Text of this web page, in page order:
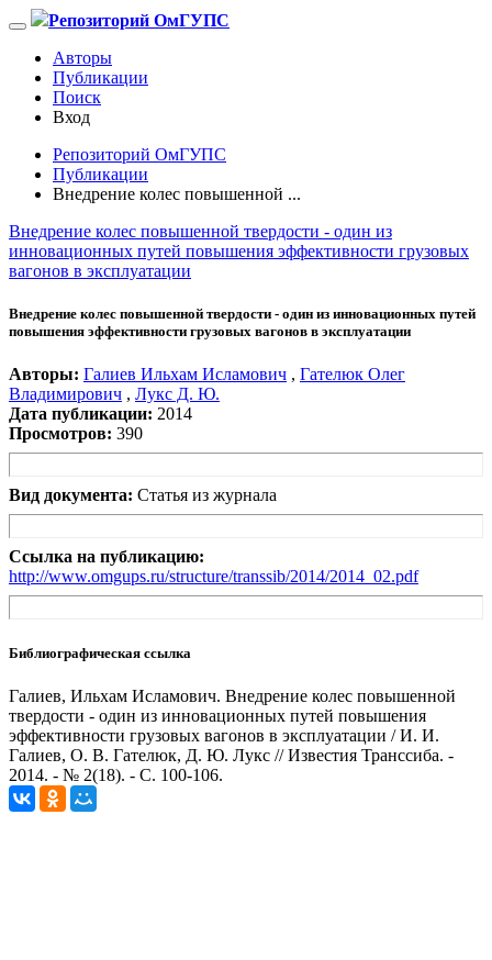
Репозиторий ОмГУПС
Авторы
Публикации
Поиск
Вход
Репозиторий ОмГУПС
Публикации
Внедрение колес повышенной ...
Внедрение колес повышенной твердости - один из
инновационных путей повышения эффективности грузовых
вагонов в эксплуатации
Внедрение колес повышенной твердости - один из инновационных путей
повышения эффективности грузовых вагонов в эксплуатации
Авторы: Галиев Ильхам Исламович , Гателюк Олег
Владимирович , Лукс Д. Ю.
Дата публикации: 2014
Просмотров: 390
Вид документа: Статья из журнала
Ссылка на публикацию:
http://www.omgups.ru/structure/transsib/2014/2014_02.pdf
Библиографическая ссылка
Галиев, Ильхам Исламович. Внедрение колес повышенной
твердости - один из инновационных путей повышения
эффективности грузовых вагонов в эксплуатации / И. И.
Галиев, О. В. Гателюк, Д. Ю. Лукс // Известия Транссиба. -
2014. - № 2(18). - С. 100-106.